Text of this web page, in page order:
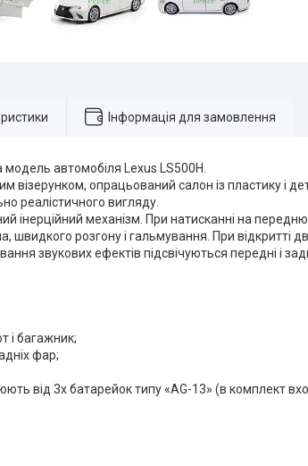
Інформація для замовлення
модель автомобіля Lexus LS500H.
візерунком, опрацьований салон із пластику і
реалістичного вигляду.
інерційний механізм. При натисканні на передню
швидкого розгону і гальмування. При відкритті
звукових ефектів підсвічуються передні і
і багажник;
фар;
від 3х батарейок типу «AG-13» (в комплект